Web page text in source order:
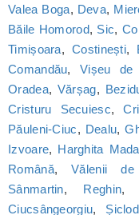
Valea Boga, Deva,
Băile Homorod, Sic,
Timișoara,Costinești,
Comandău,Vișeu de
Oradea, Vărșag,
Cristuru Secuiesc,
Păuleni-Ciuc, Dealu,
Izvoare, Harghita
Română,Vălenii
Sânmartin, Reghin,
Ciucsângeorgiu, Șiclod